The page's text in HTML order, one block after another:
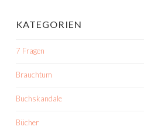
KATEGORIEN
7 Fragen
Brauchtum
Buchskandale
Bücher